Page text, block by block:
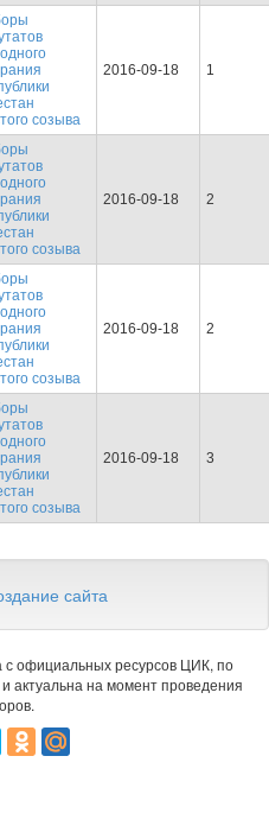
созыва
2016-09-18 1
созыва
2016-09-18 2
созыва
2016-09-18 2
созыва
2016-09-18 3
сайта
официальных ресурсов ЦИК, по
на момент проведения